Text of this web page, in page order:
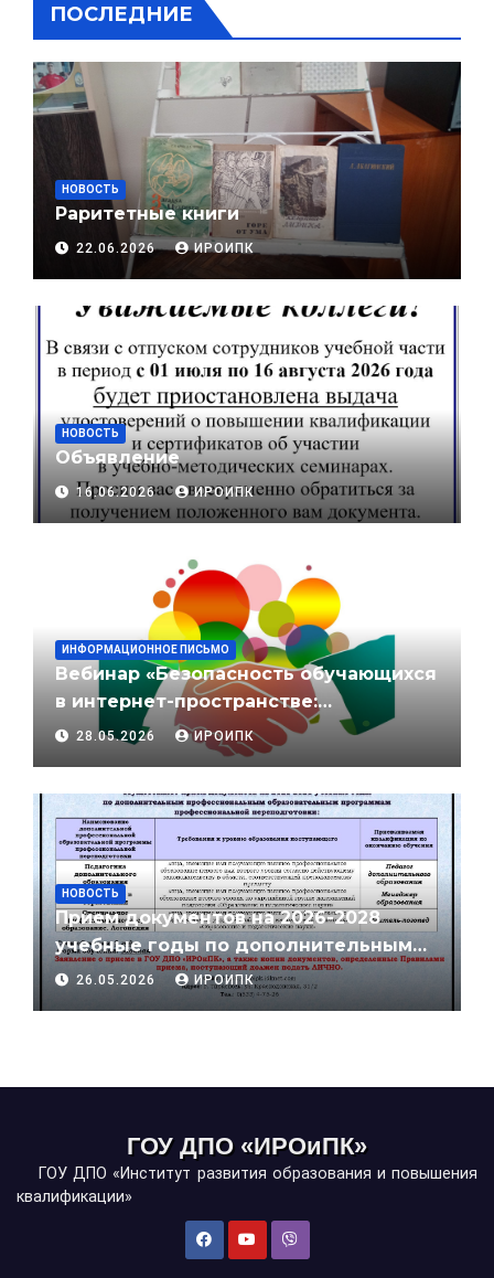
ПОСЛЕДНИЕ
НОВОСТЬ
Раритетные книги
22.06.2026 ИРОИПК
НОВОСТЬ
Объявление
16.06.2026 ИРОИПК
ИНФОРМАЦИОННОЕ ПИСЬМО
Вебинар «Безопасность обучающихся
в интернет-пространстве:
противодействие влиянию и
вовлечению в экстремистскую
28.05.2026 ИРОИПК
НОВОСТЬ
Прием документов на 2026-2028
учебные годы по дополнительным
профессиональным
образовательным программам
26.05.2026 ИРОИПК
ГОУ ДПО «ИРОиПК»
ГОУ ДПО «Институт развития образования и повышения
квалификации»